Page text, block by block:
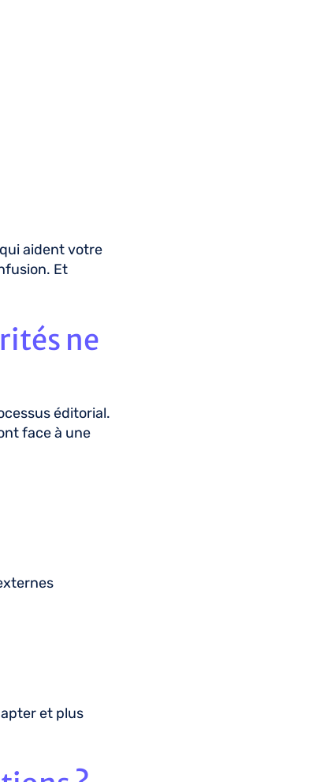
aident votre
Et
ne
éditorial.
face à une
et plus